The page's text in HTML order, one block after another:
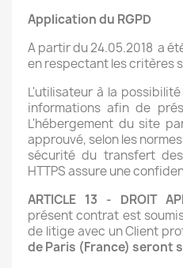
Application du RGPD
A partir du 24.05.2018 a
en respectant les critères
L'utilisateur à la
informations afin de
L'hébergement du site
approuvé, selon les
sécurité du transfert
HTTPS assure une
ARTICLE 13 - DROIT
présent contrat est
de litige avec un Client
de Paris (France) seront